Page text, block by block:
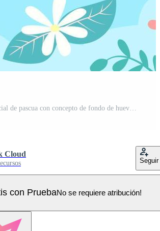
Cloud
Seguir
con PruebaNo se requiere atribución!